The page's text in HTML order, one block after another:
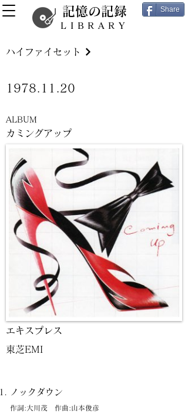
記憶の記録
LIBRARY
Share
カミングアップ
ノックダウン
作詞:大川茂 作曲:山本俊彦
ハイファイセット
1978.11.20
ALBUM
エキスプレス
東芝EMI